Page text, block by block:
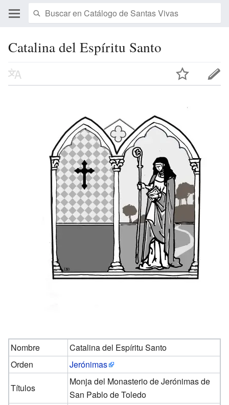
Catalina del Espíritu Santo
Nombre
Catalina del Espíritu Santo
Orden
Jerónimas
Títulos
Monja del Monasterio de Jerónimas de
San Pablo de Toledo